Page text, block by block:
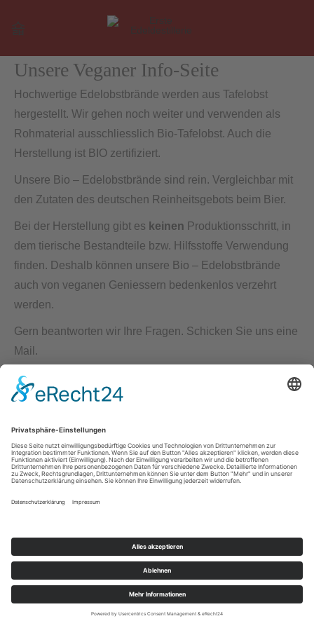
Unsere Veganer Info-Seite
Hochwertige Edelobstbrände werden aus Tafelobst
hergestellt. Wir gehen noch weiter und verwenden als
Rohmaterial ausschliesslich Bio-Tafelobst. Auch die
Herstellung ist BIO zertifiziert.
Unsere Bio – Edelobstbrände sind rein. Vergleichbar mit
den Zutaten des deutschen Reinheitsgebots beim Bier.
Bei der Herstellung gibt es keinen Produktionsschritt, in
dem tierische Bestandteile bzw. Hilfsstoffe Verwendung
finden. Deshalb können unsere Bio – Edelobstbrände
auch von veganen Geniessern bedenkenlos verzehrt
werden.
Gern beantworten wir Ihre Fragen. Schicken Sie uns eine
Mail.
ERSTE EDELDESTILLERIE auf RÜGEN GmbH, Lieschow 18
· D-18569 Ummanz · Telefon +49 (0) 38305 - 55300
DE-ÖKO-034